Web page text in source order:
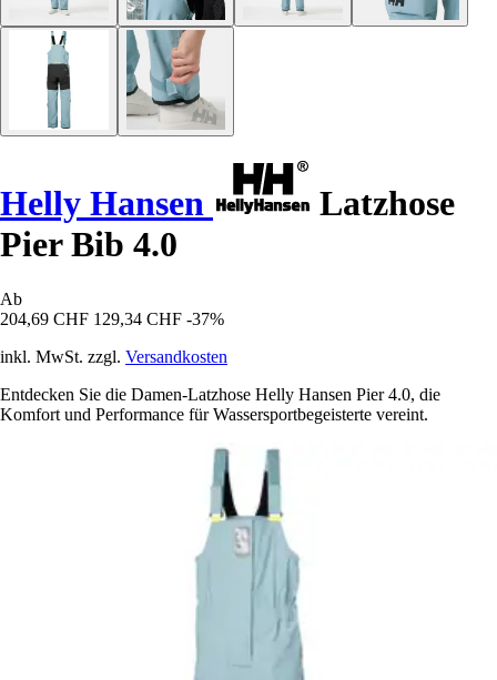
Helly Hansen
Latzhose
Pier Bib 4.0
Ab
204,69 CHF 129,34 CHF -37%
inkl. MwSt. zzgl. Versandkosten
Entdecken Sie die Damen-Latzhose Helly Hansen Pier 4.0, die
Komfort und Performance für Wassersportbegeisterte vereint.